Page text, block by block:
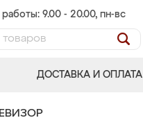
работы: 9.00 - 20.00, пн-вс
ДОСТАВКА И ОПЛАТА